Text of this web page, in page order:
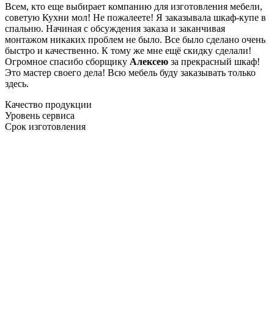
Всем, кто еще выбирает компанию для изготовления мебели,
советую Кухни мол! Не пожалеете! Я заказывала шкаф-купе в
спальню. Начиная с обсуждения заказа и заканчивая
монтажом никаких проблем не было. Все было сделано очень
быстро и качественно. К тому же мне ещё скидку сделали!
Огромное спасибо сборщику Алексею за прекрасный шкаф!
Это мастер своего дела! Всю мебель буду заказывать только
здесь.
Качество продукции
Уровень сервиса
Срок изготовления